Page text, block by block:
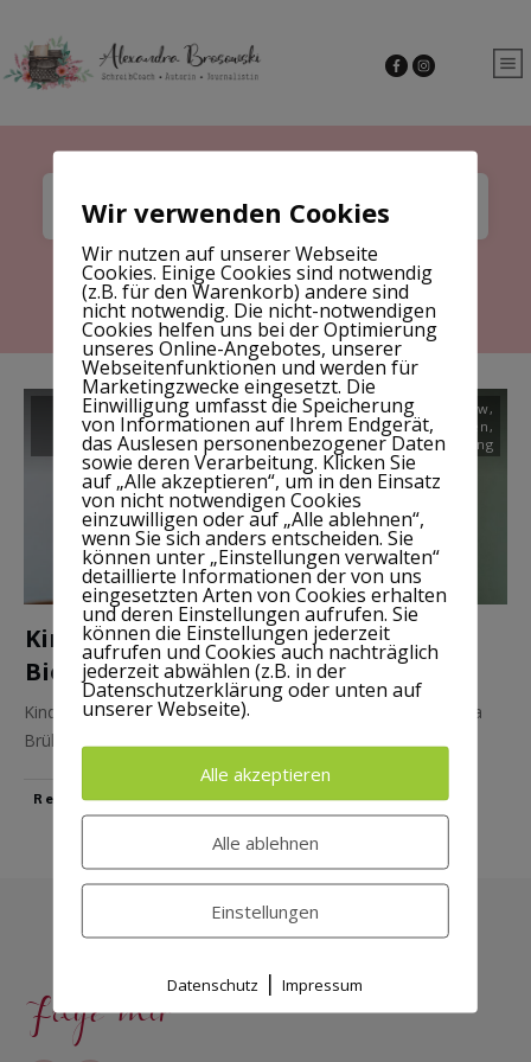
Home | Tag: Buchsatz
Autorin,Biografie,Bücher,Crowdfunding, Interview,
Kinderbuch,Schreibcoaching ,Schreiben lernen,
Selfpublishing
Kinderbuch, Crowdfunding und
Biografie – Interview mit Ilka Brühl
Kinderbuch, Crowdfunding und Biografie – Interview mit Ilka
Brühl Die erstaunliche Reise von Ilka...
​Read More
Impressum|Datenschutz
Folge mir
Wir verwenden Cookies
Wir nutzen auf unserer Webseite
Cookies. Einige Cookies sind notwendig
(z.B. für den Warenkorb) andere sind
nicht notwendig. Die nicht-notwendigen
Cookies helfen uns bei der Optimierung
unseres Online-Angebotes, unserer
Webseitenfunktionen und werden für
Marketingzwecke eingesetzt. Die
Einwilligung umfasst die Speicherung
von Informationen auf Ihrem Endgerät,
das Auslesen personenbezogener Daten
sowie deren Verarbeitung. Klicken Sie
auf „Alle akzeptieren“, um in den Einsatz
von nicht notwendigen Cookies
einzuwilligen oder auf „Alle ablehnen“,
wenn Sie sich anders entscheiden. Sie
können unter „Einstellungen verwalten“
detaillierte Informationen der von uns
eingesetzten Arten von Cookies erhalten
und deren Einstellungen aufrufen. Sie
können die Einstellungen jederzeit
aufrufen und Cookies auch nachträglich
jederzeit abwählen (z.B. in der
Datenschutzerklärung oder unten auf
unserer Webseite).
Alle akzeptieren
Alle ablehnen
Einstellungen
Datenschutz |Impressum